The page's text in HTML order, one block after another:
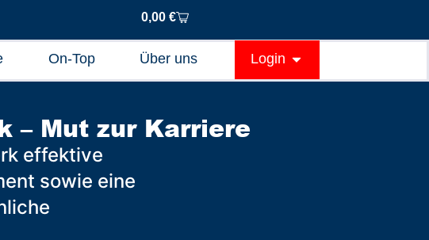
0,00 €
On-Top Über uns Login
– Mut zur Karriere
effektive
sowie eine